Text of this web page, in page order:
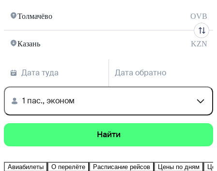
Толмачёво OVB
Казань KZN
Дата туда Дата обратно
1 пас., эконом
Найти
Авиабилеты О перелёте Расписание рейсов Цены по дням